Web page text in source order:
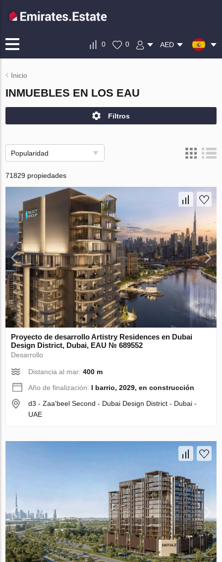
0 0 AED
Inicio
INMUEBLES EN LOS EAU
Filtros
Popularidad
71829 propiedades
Proyecto de desarrollo Artistry Residences en Dubai
Design District, Dubai, EAU № 689552
Desarrollo
Distancia al mar:400 m
Año de finalización: I barrio, 2029, en construcción
d3 - Zaa'beel Second - Dubai Design District - Dubai -
UAE